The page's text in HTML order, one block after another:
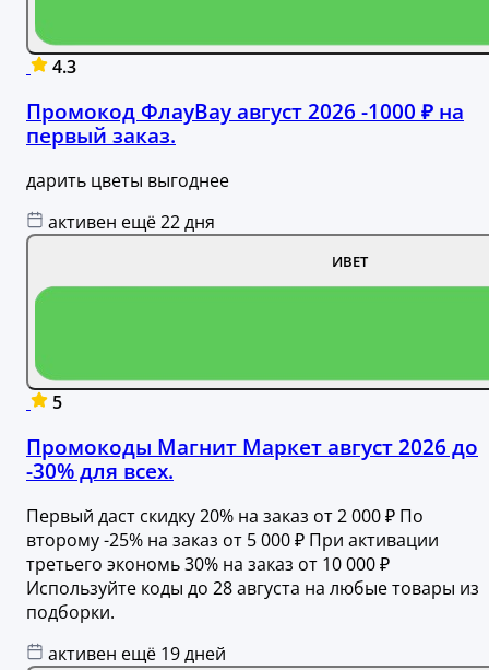
4.3
Промокод ФлауВау август 2026 -1000 ₽ на
первый заказ.
дарить цветы выгоднее
активен ещё 22 дня
ИВЕТ
5
Промокоды Магнит Маркет август 2026 до
-30% для всех.
Первый даст скидку 20% на заказ от 2 000 ₽ По
второму -25% на заказ от 5 000 ₽ При активации
третьего экономь 30% на заказ от 10 000 ₽
Используйте коды до 28 августа на любые товары из
подборки.
активен ещё 19 дней